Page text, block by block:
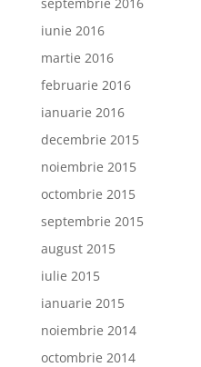
iunie 2016
martie 2016
februarie 2016
ianuarie 2016
decembrie 2015
noiembrie 2015
octombrie 2015
septembrie 2015
august 2015
iulie 2015
ianuarie 2015
noiembrie 2014
octombrie 2014